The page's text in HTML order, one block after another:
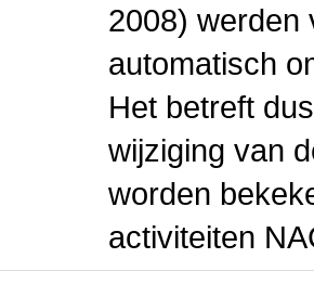
2008) werden
automatisch
Het betreft
wijziging van
worden
activiteiten